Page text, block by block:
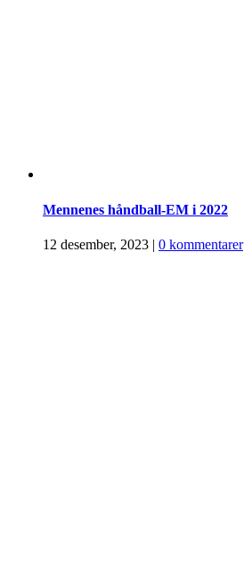
Mennenes håndball-EM i 2022
12 desember, 2023 | 0 kommentarer